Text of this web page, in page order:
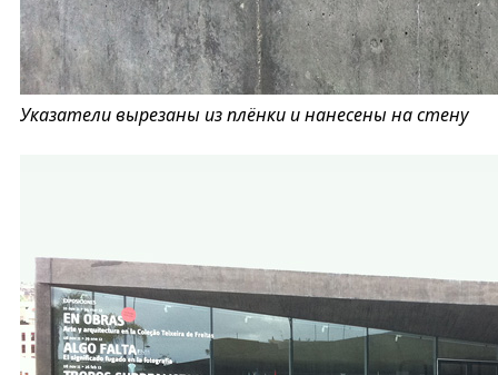
Указатели вырезаны из плёнки и нанесены на стену